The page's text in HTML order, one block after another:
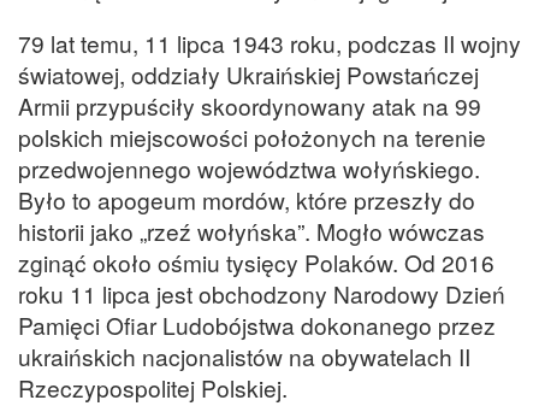
79 lat temu, 11 lipca 1943 roku, podczas II wojny
światowej, oddziały Ukraińskiej Powstańczej
Armii przypuściły skoordynowany atak na 99
polskich miejscowości położonych na terenie
przedwojennego województwa wołyńskiego.
Było to apogeum mordów, które przeszły do
historii jako „rzeź wołyńska”. Mogło wówczas
zginąć około ośmiu tysięcy Polaków. Od 2016
roku 11 lipca jest obchodzony Narodowy Dzień
Pamięci Ofiar Ludobójstwa dokonanego przez
ukraińskich nacjonalistów na obywatelach II
Rzeczypospolitej Polskiej.